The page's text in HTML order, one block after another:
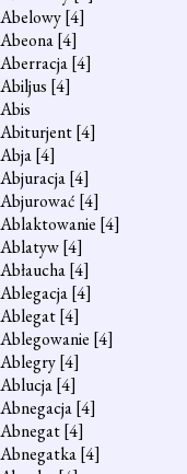
Abelowy[4]
Abeona[4]
Aberracja[4]
Abiljus [4]
Abis
Abiturjent[4]
Abja[4]
Abjuracja[4]
Abjurować [4]
Ablaktowanie [4]
Ablatyw[4]
Abłaucha[4]
Ablegacja[4]
Ablegat[4]
Ablegowanie [4]
Ablegry[4]
Ablucja[4]
Abnegacja[4]
Abnegat[4]
Abnegatka[4]